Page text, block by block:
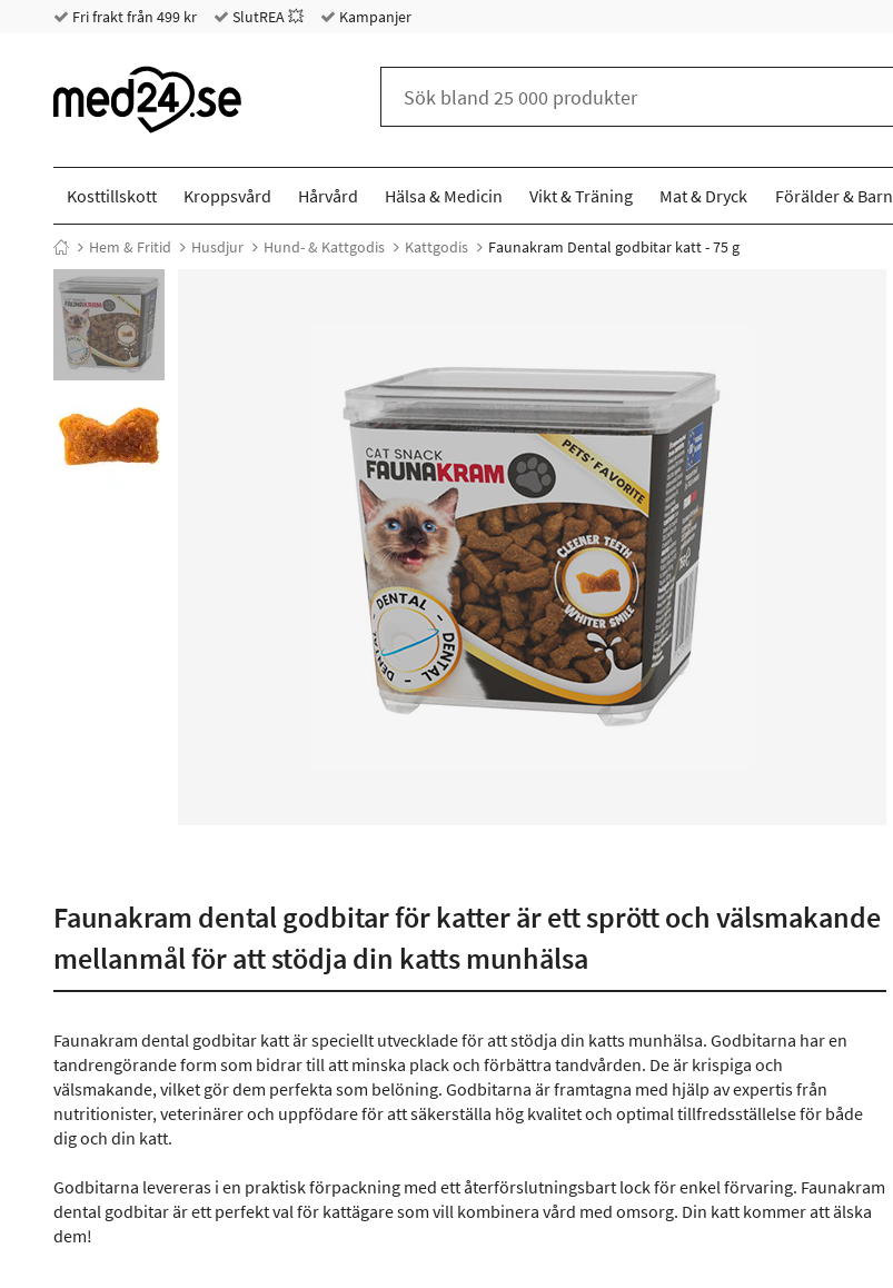
Fri frakt från 499 kr SlutREA 💥 Kampanjer
Kosttillskott Kroppsvård Hårvård Hälsa & Medicin Vikt & Träning Mat & Dryck Förälder & Barn
Hem & Fritid Husdjur Hund- & Kattgodis Kattgodis Faunakram Dental godbitar katt - 75 g
Faunakram dental godbitar för katter är ett sprött och välsmakande
mellanmål för att stödja din katts munhälsa
Faunakram dental godbitar katt är speciellt utvecklade för att stödja din katts munhälsa. Godbitarna har en
tandrengörande form som bidrar till att minska plack och förbättra tandvården. De är krispiga och
välsmakande, vilket gör dem perfekta som belöning. Godbitarna är framtagna med hjälp av expertis från
nutritionister, veterinärer och uppfödare för att säkerställa hög kvalitet och optimal tillfredsställelse för både
dig och din katt.
Godbitarna levereras i en praktisk förpackning med ett återförslutningsbart lock för enkel förvaring. Faunakram
dental godbitar är ett perfekt val för kattägare som vill kombinera vård med omsorg. Din katt kommer att älska
dem!